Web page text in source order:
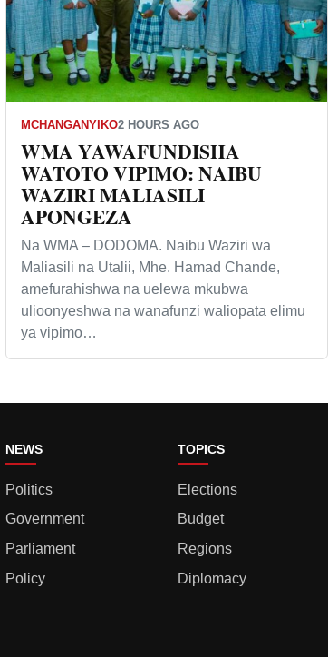
MCHANGANYIKO2 HOURS AGO
WMA YAWAFUNDISHA
WATOTO VIPIMO: NAIBU
WAZIRI MALIASILI
APONGEZA
Na WMA – DODOMA. Naibu Waziri wa
Maliasili na Utalii, Mhe. Hamad Chande,
amefurahishwa na uelewa mkubwa
ulioonyeshwa na wanafunzi waliopata elimu
ya vipimo…
NEWS
Politics
Government
Parliament
Policy
TOPICS
Elections
Budget
Regions
Diplomacy